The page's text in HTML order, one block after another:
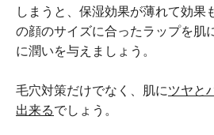
しまうと、保湿効果が薄れて効果
の顔のサイズに合ったラップを肌
に潤いを与えましょう。
毛穴対策だけでなく、肌にツヤと
出来るでしょう。